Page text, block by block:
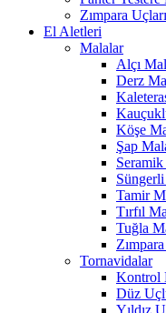
Zımpara Uçları
El Aletleri
Malalar
Alçı
Derz
Köşe
Şap
Seramik
Tamir
Tırfıl
Tuğla
Tornavidalar
Kontrol
Düz
Yıldız